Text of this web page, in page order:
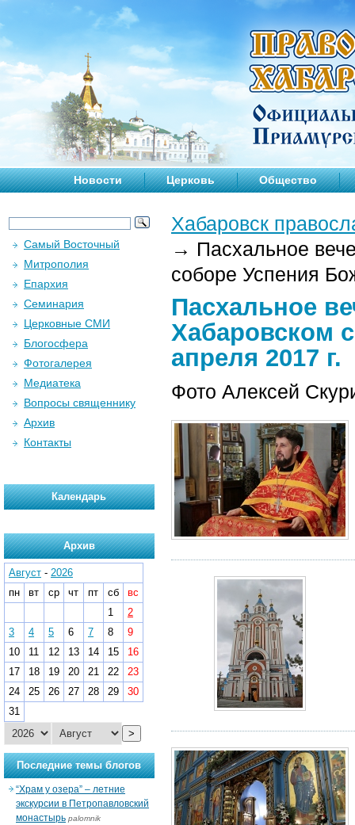
Новости Церковь Общество
Хабаровск
→ Пасхальное
соборе Успения
Пасхальное
Хабаровском
апреля 2017 г.
Фото Алексей
Самый Восточный
Митрополия
Епархия
Семинария
Церковные СМИ
Блогосфера
Фотогалерея
Медиатека
Вопросы священнику
Архив
Контакты
Календарь
Архив
Август - 2026
пн
вт ср чт пт сб
вс
1
2
3
4 5 6 7 8
9
10
11 12 13 14 15
16
17
18 19 20 21 22
23
24
25 26 27 28 29
30
31
>
Последние темы блогов
“Храм у озера” – летние
экскурсии в Петропавловский
монастырь palomnik